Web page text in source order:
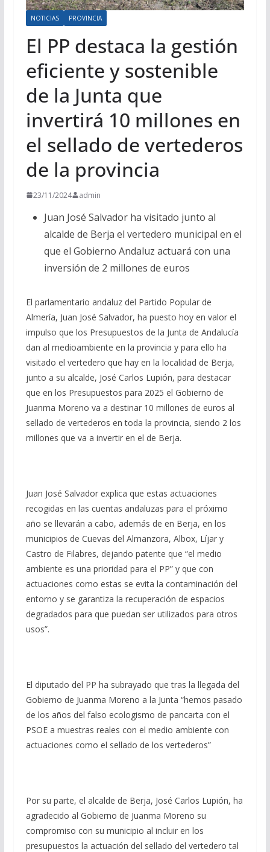
NOTICIAS PROVINCIA
El PP destaca la gestión
eficiente y sostenible
de la Junta que
invertirá 10 millones en
el sellado de vertederos
de la provincia
23/11/2024 admin
Juan José Salvador ha visitado junto al
alcalde de Berja el vertedero municipal en el
que el Gobierno Andaluz actuará con una
inversión de 2 millones de euros
El parlamentario andaluz del Partido Popular de
Almería, Juan José Salvador, ha puesto hoy en valor el
impulso que los Presupuestos de la Junta de Andalucía
dan al medioambiente en la provincia y para ello ha
visitado el vertedero que hay en la localidad de Berja,
junto a su alcalde, José Carlos Lupión, para destacar
que en los Presupuestos para 2025 el Gobierno de
Juanma Moreno va a destinar 10 millones de euros al
sellado de vertederos en toda la provincia, siendo 2 los
millones que va a invertir en el de Berja.
Juan José Salvador explica que estas actuaciones
recogidas en las cuentas andaluzas para el próximo
año se llevarán a cabo, además de en Berja, en los
municipios de Cuevas del Almanzora, Albox, Líjar y
Castro de Filabres, dejando patente que “el medio
ambiente es una prioridad para el PP” y que con
actuaciones como estas se evita la contaminación del
entorno y se garantiza la recuperación de espacios
degradados para que puedan ser utilizados para otros
usos”.
El diputado del PP ha subrayado que tras la llegada del
Gobierno de Juanma Moreno a la Junta “hemos pasado
de los años del falso ecologismo de pancarta con el
PSOE a muestras reales con el medio ambiente con
actuaciones como el sellado de los vertederos”
Por su parte, el alcalde de Berja, José Carlos Lupión, ha
agradecido al Gobierno de Juanma Moreno su
compromiso con su municipio al incluir en los
presupuestos la actuación del sellado del vertedero tal